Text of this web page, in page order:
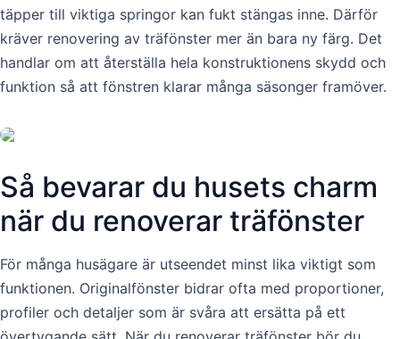
täpper till viktiga springor kan fukt stängas inne. Därför
kräver renovering av träfönster mer än bara ny färg. Det
handlar om att återställa hela konstruktionens skydd och
funktion så att fönstren klarar många säsonger framöver.
Så bevarar du husets charm
när du renoverar träfönster
För många husägare är utseendet minst lika viktigt som
funktionen. Originalfönster bidrar ofta med proportioner,
profiler och detaljer som är svåra att ersätta på ett